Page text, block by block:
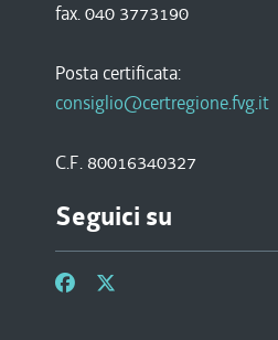
fax. 040 3773190
Posta certificata:
consiglio@certregione.fvg.it
C.F. 80016340327
Seguici su